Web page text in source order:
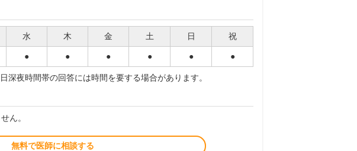
水 木 金 土 日 祝
● ● ● ● ● ●
夜時間帯の回答には時間を要する場合があります。
ん。
無料で医師に相談する